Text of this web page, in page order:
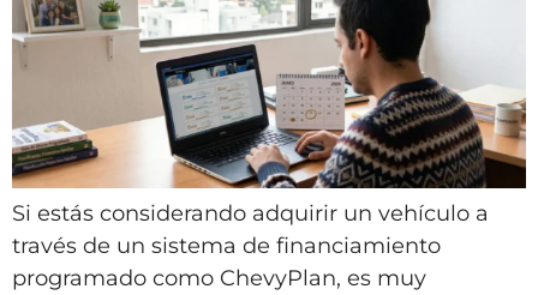
Si estás considerando adquirir un vehículo a
través de un sistema de financiamiento
programado como ChevyPlan, es muy